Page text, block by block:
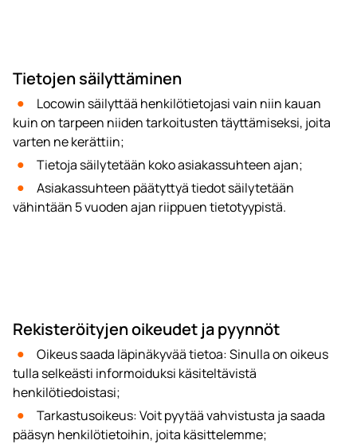
Tietojen säilyttäminen
Locowin säilyttää henkilötietojasi vain niin kauan
kuin on tarpeen niiden tarkoitusten täyttämiseksi, joita
varten ne kerättiin;
Tietoja säilytetään koko asiakassuhteen ajan;
Asiakassuhteen päätyttyä tiedot säilytetään
vähintään 5 vuoden ajan riippuen tietotyypistä.
Rekisteröityjen oikeudet ja pyynnöt
Oikeus saada läpinäkyvää tietoa: Sinulla on oikeus
tulla selkeästi informoiduksi käsiteltävistä
henkilötiedoistasi;
Tarkastusoikeus: Voit pyytää vahvistusta ja saada
pääsyn henkilötietoihin, joita käsittelemme;